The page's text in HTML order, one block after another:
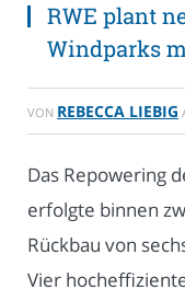
RWE plant
Windparks
VON REBECCA LIEBIG
Das Repowering
erfolgte binnen
Rückbau von
Vier